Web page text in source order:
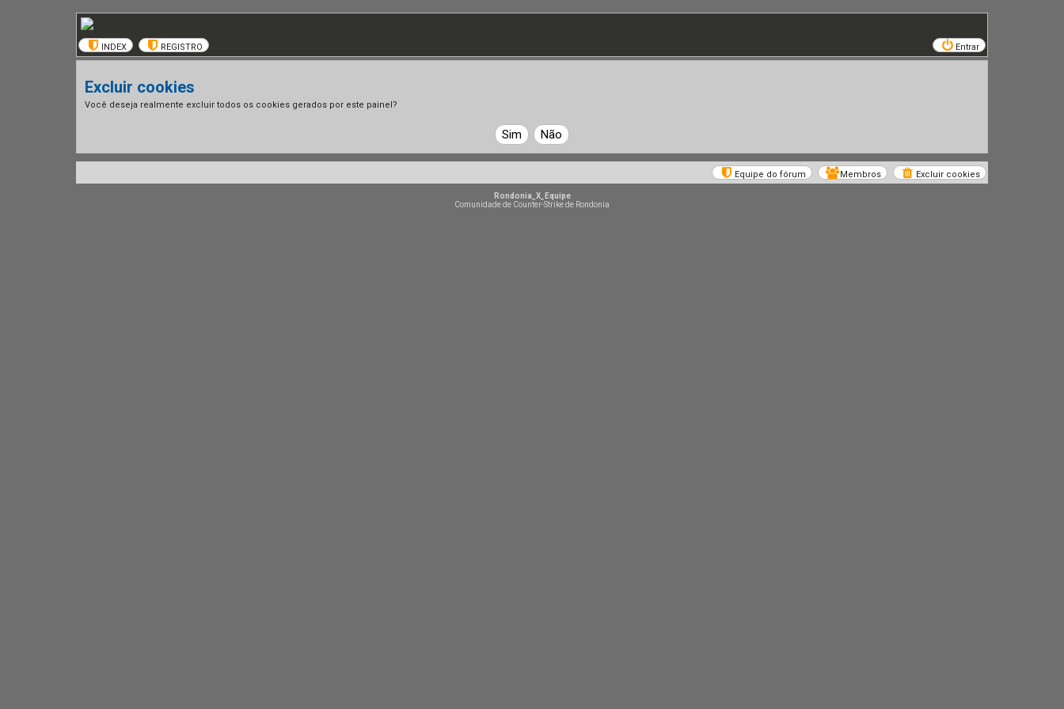
INDEX REGISTRO Entrar
Excluir cookies
Você deseja realmente excluir todos os cookies gerados por este painel?
Excluir cookies
Membros
Equipe do fórum
Rondonia_X_Equipe
Comunidade de Counter-Strike de Rondonia